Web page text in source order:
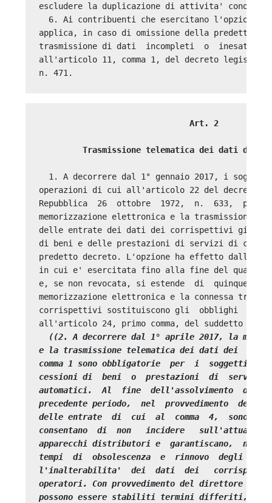
escludere la duplicazione di attivita'
6. Ai contribuenti che esercitano l'opzione
applica, in caso di omissione della predetta
trasmissione di dati  incompleti  o  inesatti,
all'articolo 11, comma 1, del decreto
                               Art. 2
Trasmissione telematica dei dati dei
1. A decorrere dal 1° gennaio 2017, i
operazioni di cui all'articolo 22 del decreto
Repubblica  26  ottobre  1972,  n.  633,
memorizzazione elettronica e la trasmissione
delle entrate dei dati dei corrispettivi
di beni e delle prestazioni di servizi di cui
predetto decreto. L'opzione ha effetto
in cui e' esercitata fino alla fine del quarto
e, se non revocata, si estende  di
memorizzazione elettronica e la connessa
corrispettivi sostituiscono gli  obblighi  di
all'articolo 24, primo comma, del suddetto
((2. A decorrere dal 1° aprile 2017, la
e la trasmissione telematica dei dati dei
comma 1 sono obbligatorie  per  i  soggetti
cessioni di  beni  o  prestazioni  di  servizi
automatici.  Al  fine  dell'assolvimento
precedente periodo,  nel  provvedimento  del
delle entrate  di  cui  al  comma  4,  sono
consentano  di  non   incidere   sull'attuale
apparecchi distributori e  garantiscano,  nel
tempi  di  obsolescenza  e  rinnovo  degli
l'inalterabilita'  dei  dati  dei
operatori. Con provvedimento del direttore
possono essere stabiliti termini differiti,